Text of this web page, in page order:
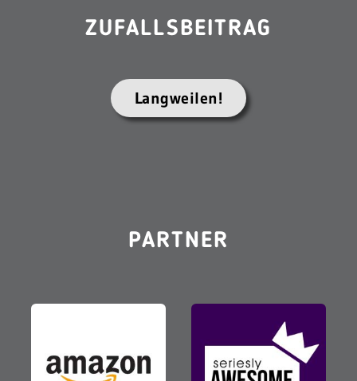
ZUFALLSBEITRAG
Langweilen!
PARTNER